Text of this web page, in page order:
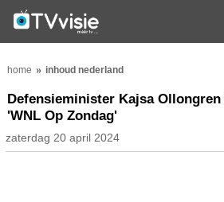
home inhoud nederland
Defensieminister Kajsa
'WNL Op Zondag'
zaterdag 20 april 2024